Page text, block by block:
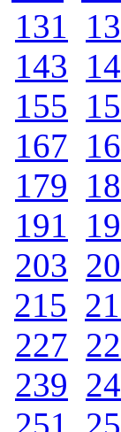
131
143
155
167
179
191
203
215
227
239